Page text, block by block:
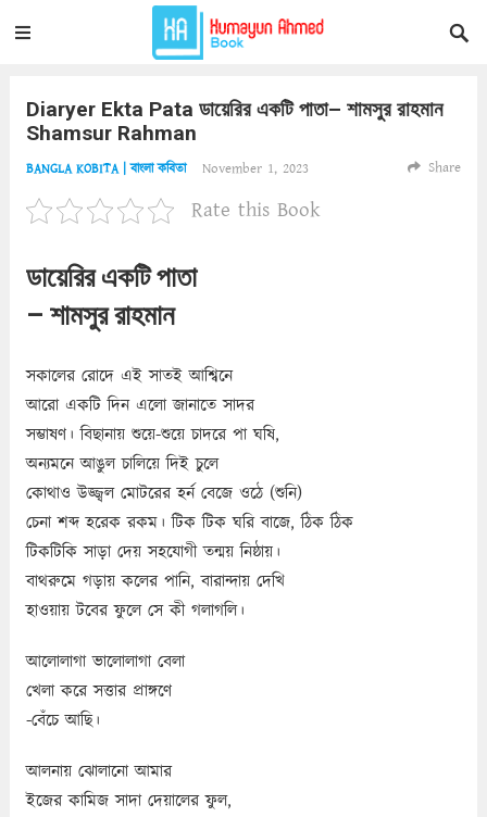
Diaryer Ekta Pata ডায়েরির একটি পাতা– শামসুর রাহমান
Shamsur Rahman
BANGLA KOBITA | বাংলা কবিতা November 1, 2023 Share
Rate this Book
ডায়েরির একটি পাতা
– শামসুর রাহমান
সকালের রোদে এই সাতই আশ্বিনে
আরো একটি দিন এলো জানাতে সাদর
সম্ভাষণ। বিছানায় শুয়ে-শুয়ে চাদরে পা ঘষি,
অন্যমনে আঙুল চালিয়ে দিই চুলে
কোথাও উজ্জ্বল মোটরের হর্ন বেজে ওঠে (শুনি)
চেনা শব্দ হরেক রকম। টিক টিক ঘরি বাজে, ঠিক ঠিক
টিকটিকি সাড়া দেয় সহযোগী তন্ময় নিষ্ঠায়।
বাথরুমে গড়ায় কলের পানি, বারান্দায় দেখি
হাওয়ায় টবের ফুলে সে কী গলাগলি।
আলোলাগা ভালোলাগা বেলা
খেলা করে সত্তার প্রাঙ্গণে
-বেঁচে আছি।
আলনায় ঝোলানো আমার
ইজের কামিজ সাদা দেয়ালের ফুল,